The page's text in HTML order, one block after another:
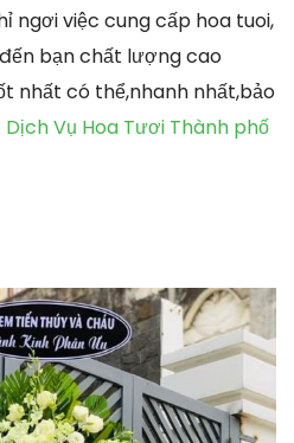
ngơi việc cung cấp hoa tuoi,
bạn chất lượng cao
nhất có thể,nhanh nhất,bảo
Dịch Vụ Hoa Tươi Thành phố